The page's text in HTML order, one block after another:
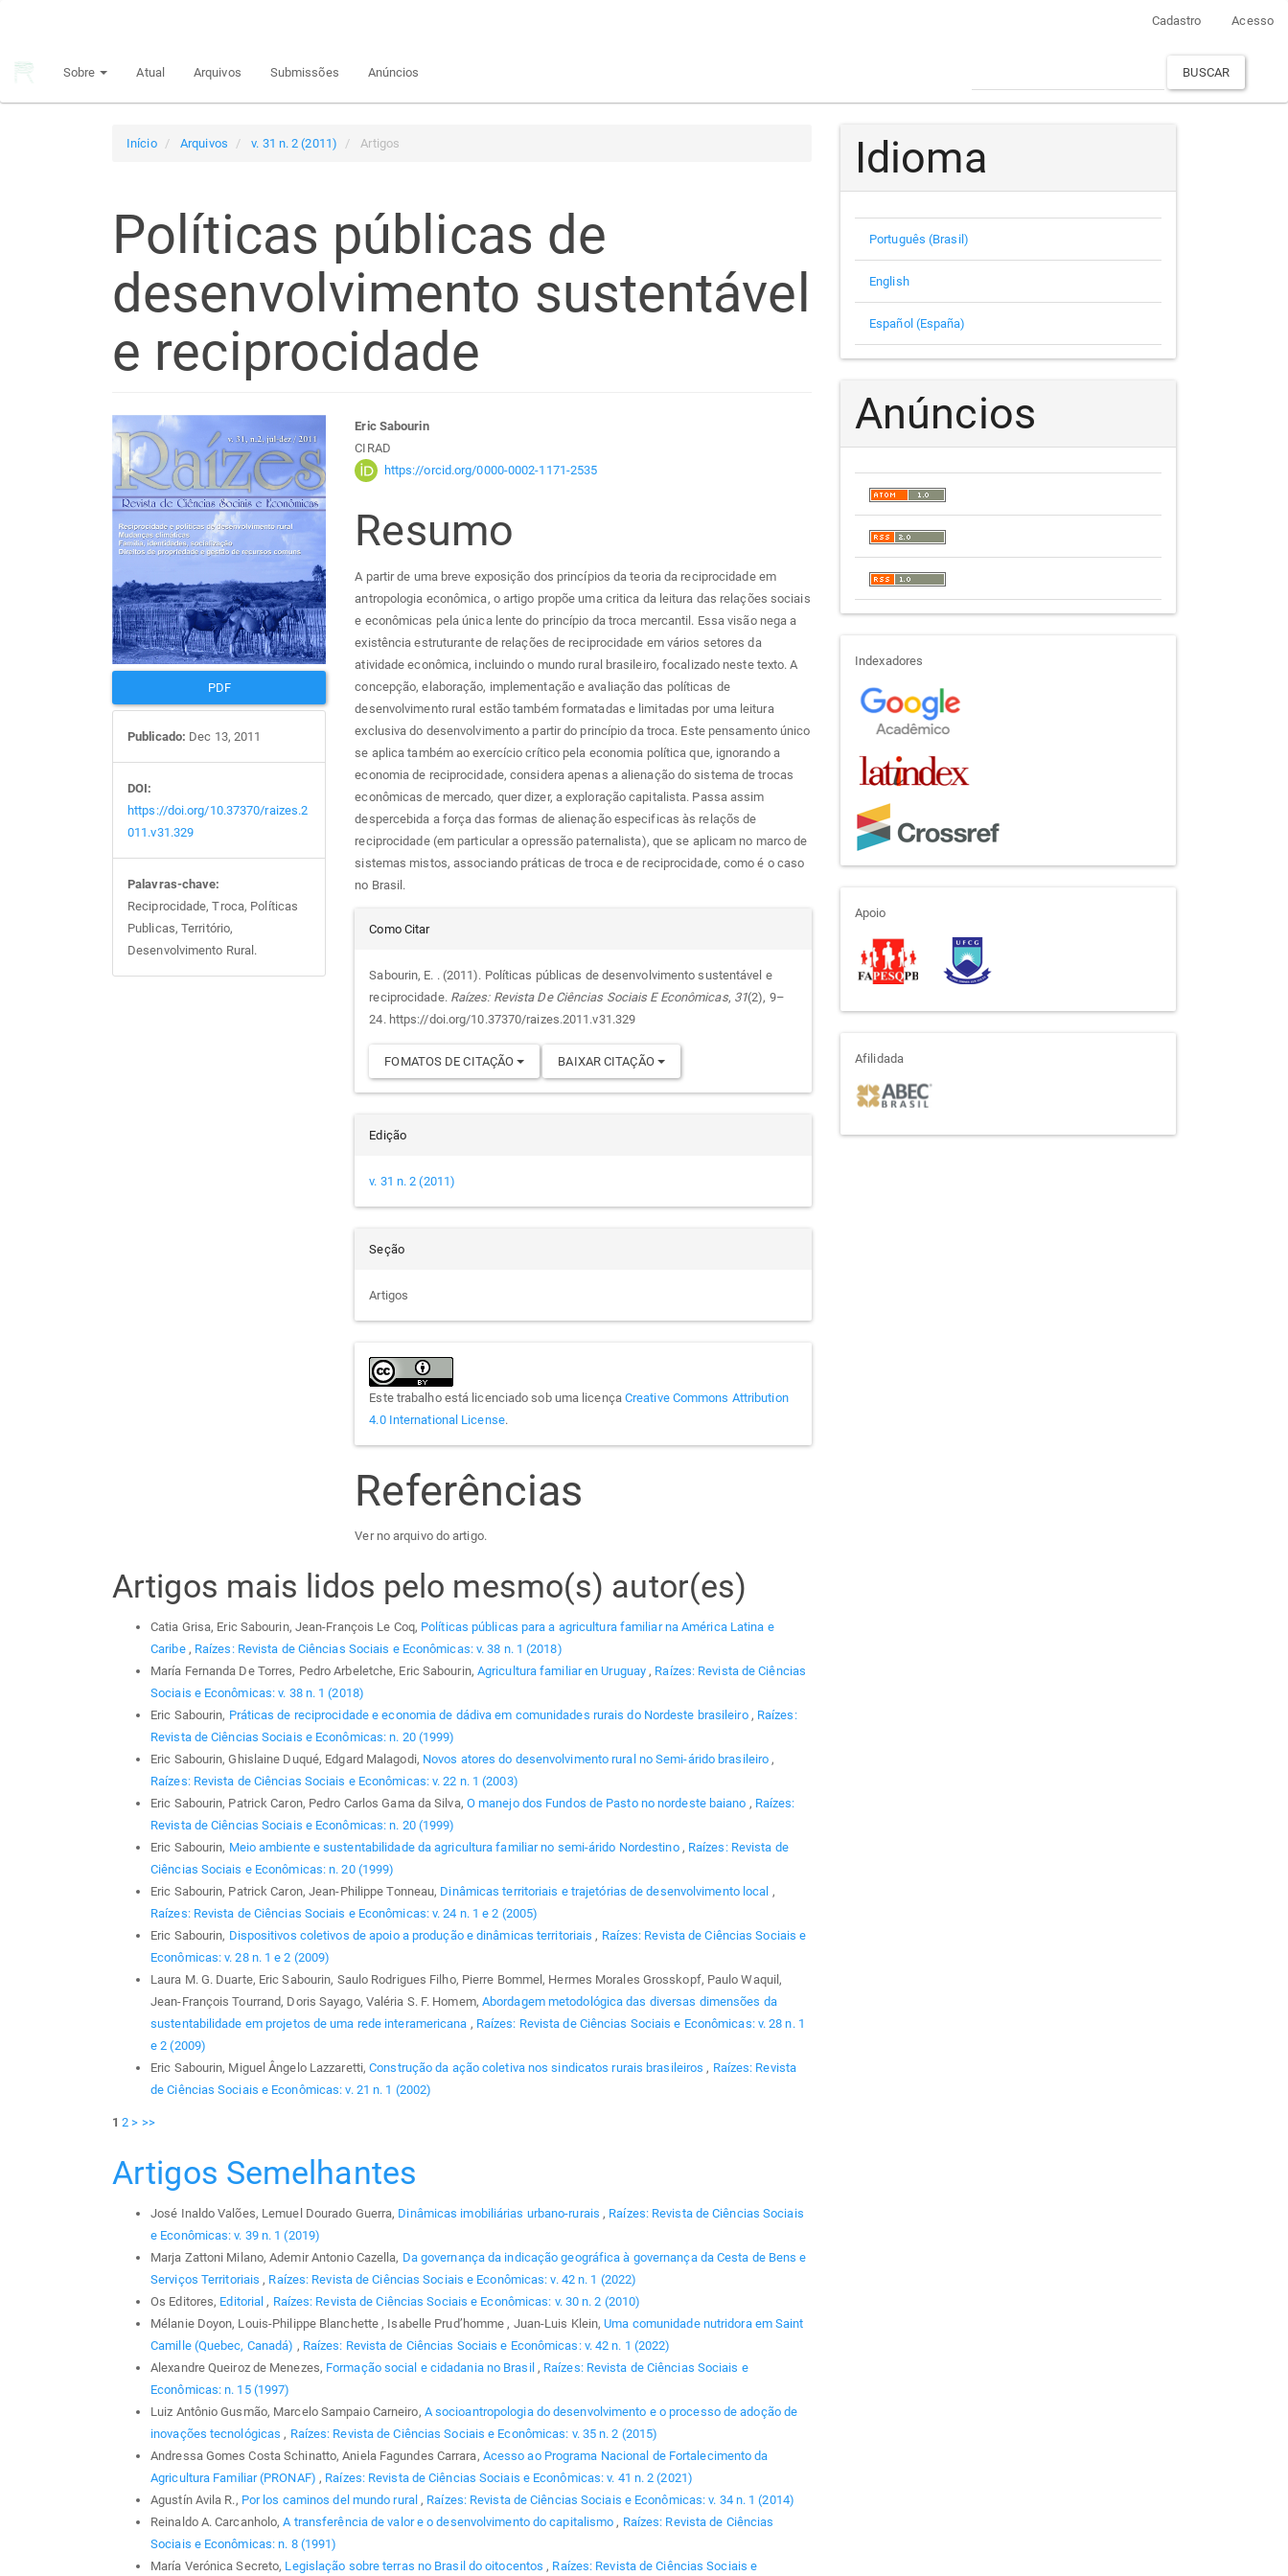
principal
Cadastro Acesso
Sobre Atual Arquivos Submissões Anúncios BUSCAR
Início Arquivos v. 31 n. 2 (2011) Artigos
Políticas públicas de
desenvolvimento sustentável
e reciprocidade
Barra
lateral
de
artigos
PDF
Publicado: Dec 13, 2011
DOI:
https://doi.org/10.37370/raizes.2
011.v31.329
Palavras-chave:
Reciprocidade, Troca, Políticas
Publicas, Território,
Desenvolvimento Rural.
Conteúdo
do
artigo
principal
Eric Sabourin
CIRAD
https://orcid.org/0000-0002-1171-2535
Resumo
A partir de uma breve exposição dos princípios da teoria da reciprocidade em
antropologia econômica, o artigo propõe uma critica da leitura das relações sociais
e econômicas pela única lente do princípio da troca mercantil. Essa visão nega a
existência estruturante de relações de reciprocidade em vários setores da
atividade econômica, incluindo o mundo rural brasileiro, focalizado neste texto. A
concepção, elaboração, implementação e avaliação das políticas de
desenvolvimento rural estão também formatadas e limitadas por uma leitura
exclusiva do desenvolvimento a partir do princípio da troca. Este pensamento único
se aplica também ao exercício crítico pela economia política que, ignorando a
economia de reciprocidade, considera apenas a alienação do sistema de trocas
econômicas de mercado, quer dizer, a exploração capitalista. Passa assim
despercebida a força das formas de alienação especificas às relaçõs de
reciprocidade (em particular a opressão paternalista), que se aplicam no marco de
sistemas mistos, associando práticas de troca e de reciprocidade, como é o caso
no Brasil.
Detalhes
do
artigo
Como Citar
Sabourin, E. . (2011). Políticas públicas de desenvolvimento sustentável e
reciprocidade. Raízes: Revista De Ciências Sociais E Econômicas, 31(2), 9–
24. https://doi.org/10.37370/raizes.2011.v31.329
FOMATOS DE CITAÇÃO BAIXAR CITAÇÃO
Edição
v. 31 n. 2 (2011)
Seção
Artigos
Este trabalho está licenciado sob uma licença Creative Commons Attribution
4.0 International License.
Referências
Ver no arquivo do artigo.
Artigos mais lidos pelo mesmo(s) autor(es)
Catia Grisa, Eric Sabourin, Jean-François Le Coq, Políticas públicas para a agricultura familiar na América Latina e
Caribe , Raízes: Revista de Ciências Sociais e Econômicas: v. 38 n. 1 (2018)
María Fernanda De Torres, Pedro Arbeletche, Eric Sabourin, Agricultura familiar en Uruguay , Raízes: Revista de Ciências
Sociais e Econômicas: v. 38 n. 1 (2018)
Eric Sabourin, Práticas de reciprocidade e economia de dádiva em comunidades rurais do Nordeste brasileiro , Raízes:
Revista de Ciências Sociais e Econômicas: n. 20 (1999)
Eric Sabourin, Ghislaine Duqué, Edgard Malagodi, Novos atores do desenvolvimento rural no Semi-árido brasileiro ,
Raízes: Revista de Ciências Sociais e Econômicas: v. 22 n. 1 (2003)
Eric Sabourin, Patrick Caron, Pedro Carlos Gama da Silva, O manejo dos Fundos de Pasto no nordeste baiano , Raízes:
Revista de Ciências Sociais e Econômicas: n. 20 (1999)
Eric Sabourin, Meio ambiente e sustentabilidade da agricultura familiar no semi-árido Nordestino , Raízes: Revista de
Ciências Sociais e Econômicas: n. 20 (1999)
Eric Sabourin, Patrick Caron, Jean-Philippe Tonneau, Dinâmicas territoriais e trajetórias de desenvolvimento local ,
Raízes: Revista de Ciências Sociais e Econômicas: v. 24 n. 1 e 2 (2005)
Eric Sabourin, Dispositivos coletivos de apoio a produção e dinâmicas territoriais , Raízes: Revista de Ciências Sociais e
Econômicas: v. 28 n. 1 e 2 (2009)
Laura M. G. Duarte, Eric Sabourin, Saulo Rodrigues Filho, Pierre Bommel, Hermes Morales Grosskopf, Paulo Waquil,
Jean-François Tourrand, Doris Sayago, Valéria S. F. Homem, Abordagem metodológica das diversas dimensões da
sustentabilidade em projetos de uma rede interamericana , Raízes: Revista de Ciências Sociais e Econômicas: v. 28 n. 1
e 2 (2009)
Eric Sabourin, Miguel Ângelo Lazzaretti,Construção da ação coletiva nos sindicatos rurais brasileiros , Raízes: Revista
de Ciências Sociais e Econômicas: v. 21 n. 1 (2002)
1 2 > >>
Artigos Semelhantes
José Inaldo Valões, Lemuel Dourado Guerra, Dinâmicas imobiliárias urbano-rurais , Raízes: Revista de Ciências Sociais
e Econômicas: v. 39 n. 1 (2019)
Marja Zattoni Milano, Ademir Antonio Cazella, Da governança da indicação geográfica à governança da Cesta de Bens e
Serviços Territoriais , Raízes: Revista de Ciências Sociais e Econômicas: v. 42 n. 1 (2022)
Os Editores, Editorial , Raízes: Revista de Ciências Sociais e Econômicas: v. 30 n. 2 (2010)
Mélanie Doyon, Louis-Philippe Blanchette , Isabelle Prud’homme , Juan-Luis Klein,Uma comunidade nutridora em Saint
Camille (Quebec, Canadá) , Raízes: Revista de Ciências Sociais e Econômicas: v. 42 n. 1 (2022)
Alexandre Queiroz de Menezes, Formação social e cidadania no Brasil , Raízes: Revista de Ciências Sociais e
Econômicas: n. 15 (1997)
Luiz Antônio Gusmão, Marcelo Sampaio Carneiro, A socioantropologia do desenvolvimento e o processo de adoção de
inovações tecnológicas , Raízes: Revista de Ciências Sociais e Econômicas: v. 35 n. 2 (2015)
Andressa Gomes Costa Schinatto, Aniela Fagundes Carrara, Acesso ao Programa Nacional de Fortalecimento da
Agricultura Familiar (PRONAF) , Raízes: Revista de Ciências Sociais e Econômicas: v. 41 n. 2 (2021)
Agustín Avila R., Por los caminos del mundo rural , Raízes: Revista de Ciências Sociais e Econômicas: v. 34 n. 1 (2014)
Reinaldo A. Carcanholo,A transferência de valor e o desenvolvimento do capitalismo , Raízes: Revista de Ciências
Sociais e Econômicas: n. 8 (1991)
María Verónica Secreto, Legislação sobre terras no Brasil do oitocentos , Raízes: Revista de Ciências Sociais e
Idioma
Português (Brasil)
English
Español (España)
Anúncios
indexadores
Indexadores
apoio
Apoio
afiliada
Afilidada